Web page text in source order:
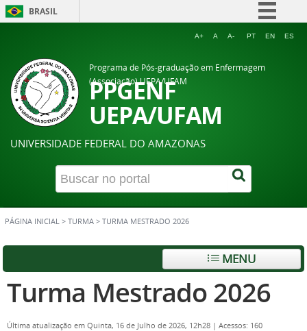
BRASIL
Simplifique!
Legislação
Canais
A+ A A- PT EN ES
Programa de Pós-graduação em Enfermagem
(Associação) UEPA/UFAM
PPGENF
UEPA/UFAM
UNIVERSIDADE FEDERAL DO AMAZONAS
PÁGINA INICIAL > TURMA > TURMA MESTRADO 2026
MENU
Turma Mestrado 2026
Última atualização em Quinta, 16 de Julho de 2026, 12h28 | Acessos: 160